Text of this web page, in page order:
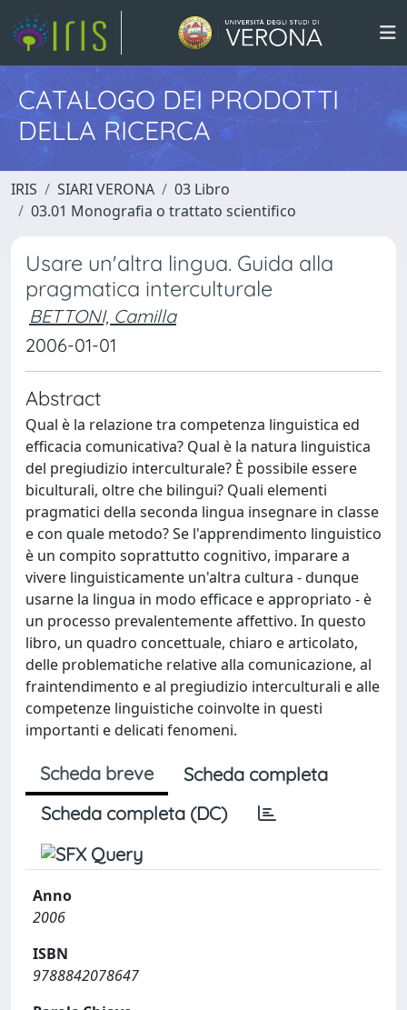
CATALOGO DEI PRODOTTI
DELLA RICERCA
IRIS SIARI VERONA
03 Libro
03.01 Monografia o trattato scientifico
Usare un'altra lingua. Guida alla
pragmatica interculturale
BETTONI, Camilla
2006-01-01
Abstract
Qual è la relazione tra competenza linguistica ed
efficacia comunicativa? Qual è la natura linguistica
del pregiudizio interculturale? È possibile essere
biculturali, oltre che bilingui? Quali elementi
pragmatici della seconda lingua insegnare in classe
e con quale metodo? Se l'apprendimento linguistico
è un compito soprattutto cognitivo, imparare a
vivere linguisticamente un'altra cultura - dunque
usarne la lingua in modo efficace e appropriato - è
un processo prevalentemente affettivo. In questo
libro, un quadro concettuale, chiaro e articolato,
delle problematiche relative alla comunicazione, al
fraintendimento e al pregiudizio interculturali e alle
competenze linguistiche coinvolte in questi
importanti e delicati fenomeni.
Scheda breve
Scheda completa
Scheda completa (DC)
Anno
2006
ISBN
9788842078647